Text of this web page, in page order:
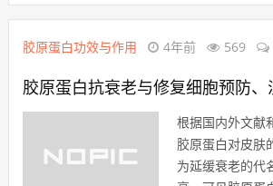
胶原蛋白功效与作用 4年前 569
胶原蛋白抗衰老与修复细胞预防、
根据国内外文献
胶原蛋白对皮肤
为延缓衰老的代